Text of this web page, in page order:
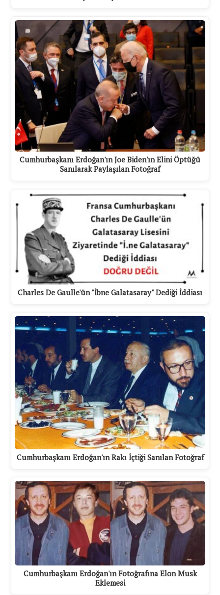
Cumhurbaşkanı Erdoğan'ın Joe Biden'ın Elini Öptüğü
Sanılarak Paylaşılan Fotoğraf
Charles De Gaulle'ün "İbne Galatasaray" Dediği İddiası
Cumhurbaşkanı Erdoğan'ın Rakı İçtiği Sanılan Fotoğraf
Cumhurbaşkanı Erdoğan'ın Fotoğrafına Elon Musk
Eklemesi